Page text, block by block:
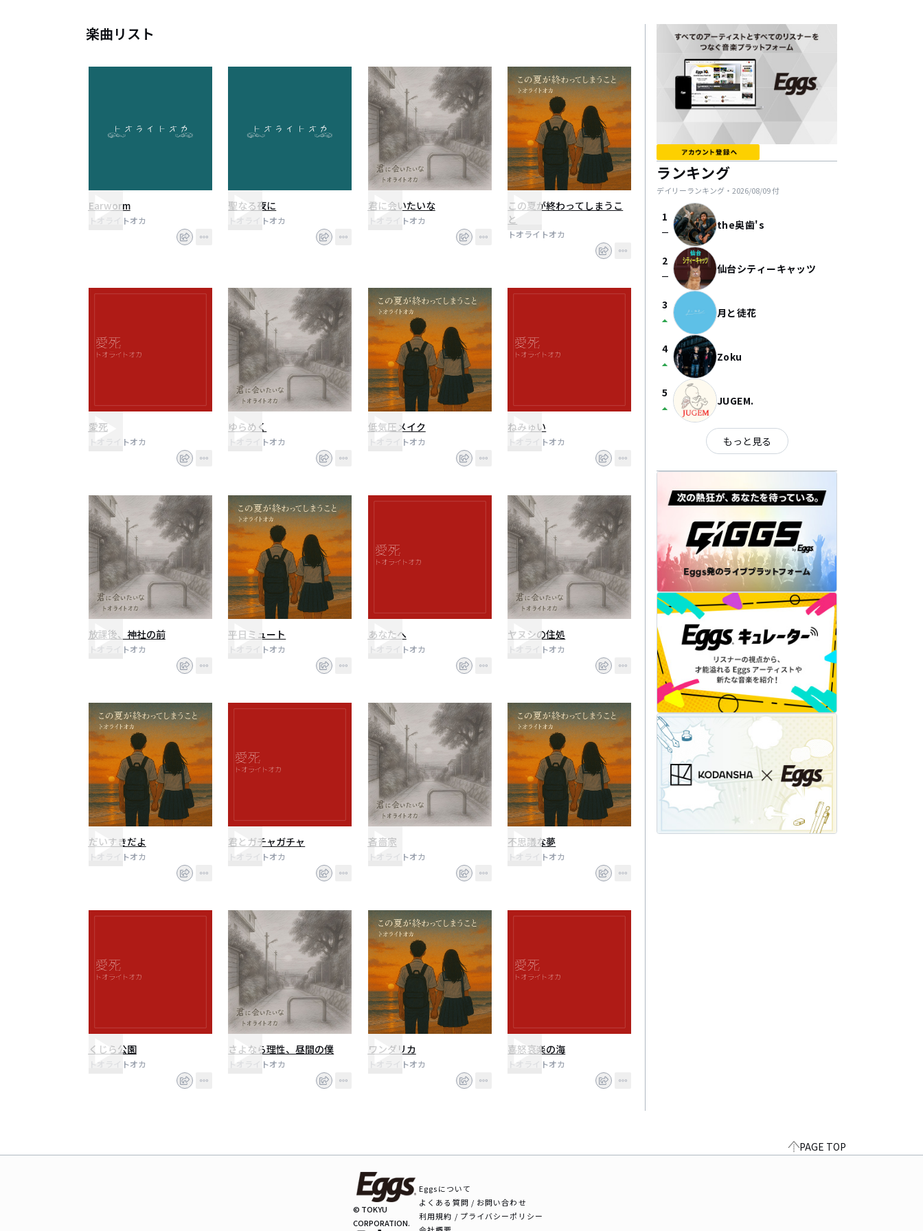
楽曲リスト
Earworm
トオライトオカ
聖なる夜に
トオライトオカ
君に会いたいな
トオライトオカ
この夏が終わってしまうこ
と
トオライトオカ
愛死
トオライトオカ
ゆらめく
トオライトオカ
低気圧メイク
トオライトオカ
ねみゅい
トオライトオカ
放課後、神社の前
トオライトオカ
平日ミュート
トオライトオカ
あなたへ
トオライトオカ
ヤヌシの住処
トオライトオカ
だいすきだよ
トオライトオカ
君とガチャガチャ
トオライトオカ
吝嗇家
トオライトオカ
不思議な夢
トオライトオカ
くじら公園
トオライトオカ
さよなら理性、昼間の僕
トオライトオカ
ワンダリカ
トオライトオカ
喜怒哀楽の海
トオライトオカ
ランキング
デイリーランキング・ 2026/08/09付
1
check_indeterminate_small the奥歯's
2
check_indeterminate_small 仙台シティーキャッツ
3
arrow_drop_up 月と徒花
4
arrow_drop_up Zoku
5
arrow_drop_up JUGEM.
もっと見る
PAGE TOP
© TOKYU
CORPORATION.
Eggsについて
よくある質問 / お問い合わせ
利用規約 / プライバシーポリシー